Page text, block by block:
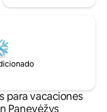
para vacaciones
Panevėžys